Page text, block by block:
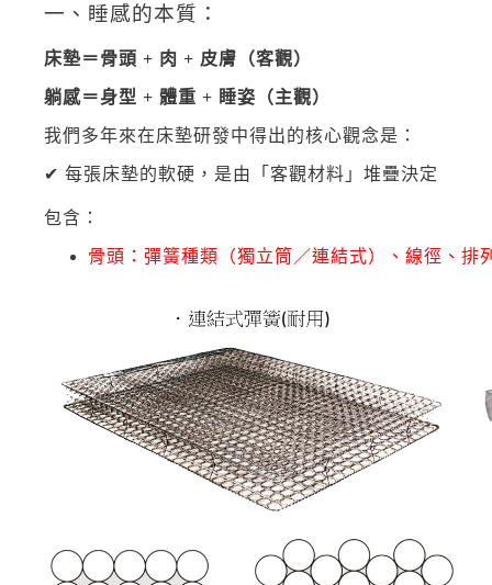
一、睡感的本質：
床墊＝骨頭 + 肉 + 皮膚（客觀）
躺感＝身型 + 體重 + 睡姿（主觀）
我們多年來在床墊研發中得出的核心觀念是：
✔ 每張床墊的軟硬，是由「客觀材料」堆疊決定
包含：
骨頭：彈簧種類（獨立筒／連結式）、線徑、排